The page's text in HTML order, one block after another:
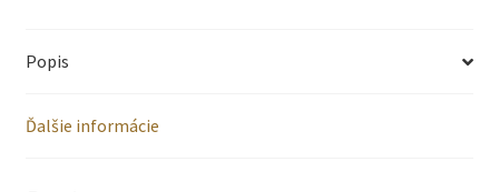
rastie
s
Popis
Ďalšie informácie